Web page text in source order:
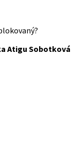
Atigu Sobotková